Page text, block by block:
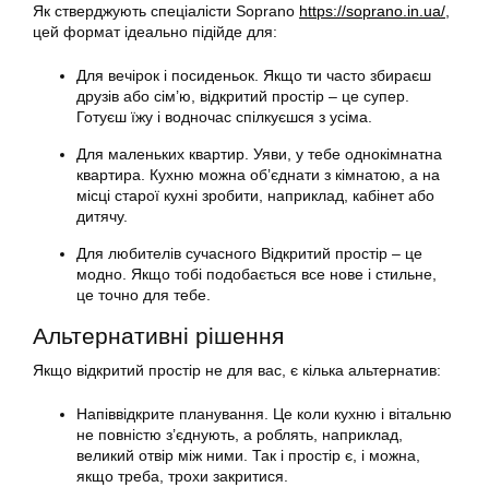
Як стверджують спеціалісти Soprano https://soprano.in.ua/,
цей формат ідеально підійде для:
Для вечірок і посиденьок. Якщо ти часто збираєш
друзів або сім’ю, відкритий простір – це супер.
Готуєш їжу і водночас спілкуєшся з усіма.
Для маленьких квартир. Уяви, у тебе однокімнатна
квартира. Кухню можна об’єднати з кімнатою, а на
місці старої кухні зробити, наприклад, кабінет або
дитячу.
Для любителів сучасного Відкритий простір – це
модно. Якщо тобі подобається все нове і стильне,
це точно для тебе.
Альтернативні рішення
Якщо відкритий простір не для вас, є кілька альтернатив:
Напіввідкрите планування. Це коли кухню і вітальню
не повністю з’єднують, а роблять, наприклад,
великий отвір між ними. Так і простір є, і можна,
якщо треба, трохи закритися.